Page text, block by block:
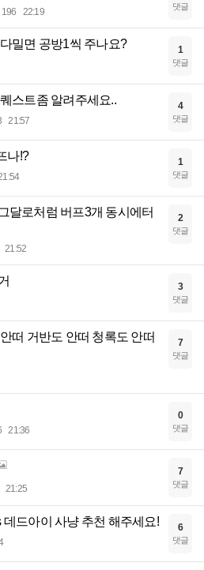
196 22:19 댓글
밀면 공방1씩 주나요? 1
댓글
스트좀 알려주세요..
21:57
4
댓글
나!? 1
댓글
달로처럼 버프3개 동시에터
21:52
2
댓글
3
댓글
떠 거반도 안떠 청록도 안떠
7
댓글
21:36
0
댓글
21:25
7
댓글
데드아이 사냥 추천 해주세요! 6
댓글